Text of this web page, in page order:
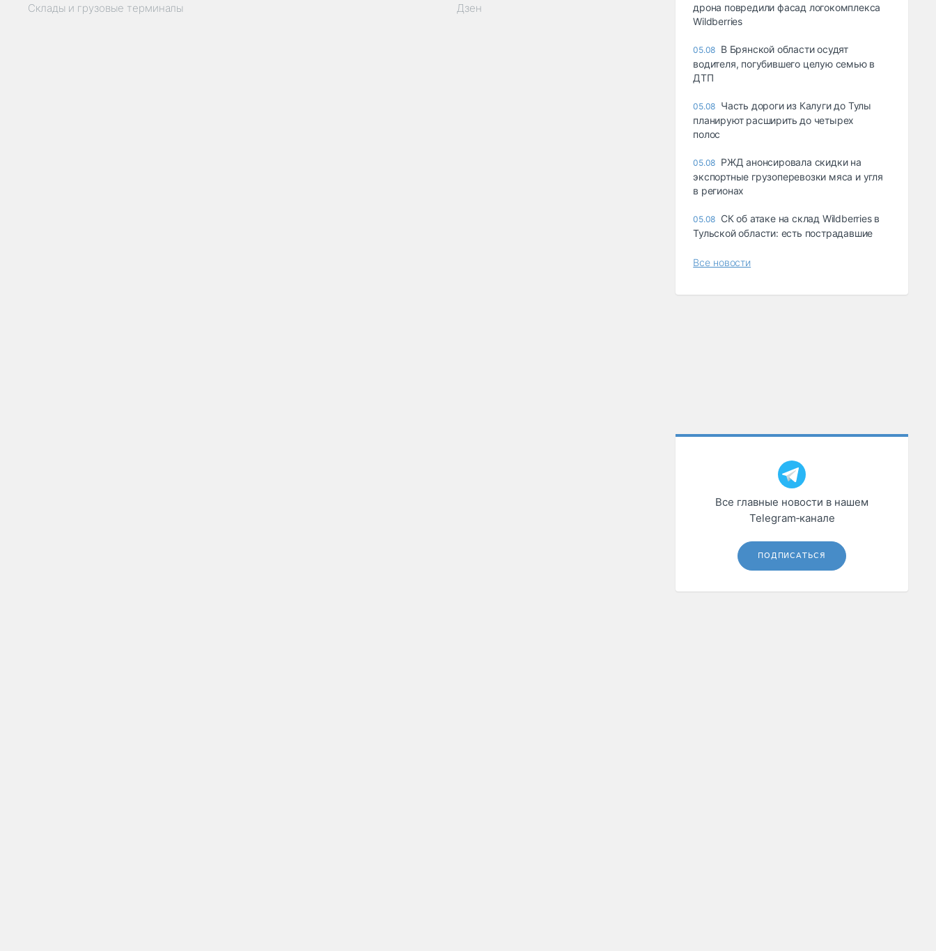
Склады и грузовые терминалы Дзен
дрона повредили фасад логокомплекса
Wildberries
05.08 В Брянской области осудят
водителя, погубившего целую семью в
ДТП
05.08 Часть дороги из Калуги до Тулы
планируют расширить до четырех
полос
05.08 РЖД анонсировала скидки на
экспортные грузоперевозки мяса и угля
в регионах
05.08 СК об атаке на склад Wildberries в
Тульской области: есть пострадавшие
Все новости
Все главные новости в нашем
Telegram‑канале
ПОДПИСАТЬСЯ